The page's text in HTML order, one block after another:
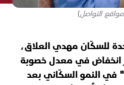
التواصل)
للسكّان مهدي العلاق،
2025، عن تأشير انخفاض في معدل خصوبة
في النمو السكّاني بعد